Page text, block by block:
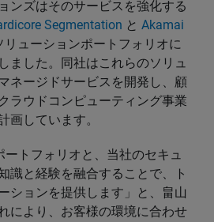
ンズはそのサービスを強化する
Segmentation と Akamai
リューションポートフォリオに
ました。同社はこれらのソリュ
ネージドサービスを開発し、顧
ラウドコンピューティング事業
画しています。
ートフォリオと、当社のセキュ
識と経験を融合することで、ト
ションを提供します」と、畠山
により、お客様の環境に合わせ